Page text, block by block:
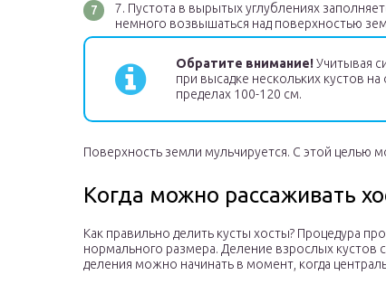
Пустота в вырытых углублениях
немного возвышаться над поверхностью
Обратите внимание!Учитывая
при высадке нескольких кустов
пределах 100-120 см.
Поверхность земли мульчируется. С этой целью
Когда можно рассаживать
Как правильно делить кусты хосты? Процедура
нормального размера. Деление взрослых
деления можно начинать в момент, когда